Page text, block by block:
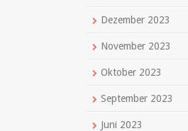
Dezember 2023
November 2023
Oktober 2023
September 2023
Juni 2023